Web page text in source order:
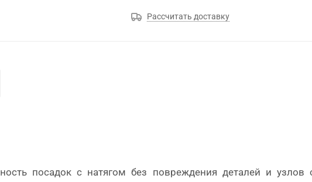
Рассчитать доставку
посадок с натягом без повреждения деталей и узлов